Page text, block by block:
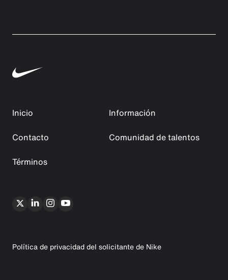
Inicio
Información
Contacto
Comunidad de talentos
Términos
Política de privacidad del solicitante de Nike